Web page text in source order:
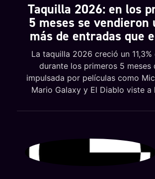
Taquilla 2026: en los
5 meses se vendieron
más de entradas que
La taquilla 2026 creció un 11,3%
durante los primeros 5 meses
impulsada por películas como
Mario Galaxy y El Diablo viste a